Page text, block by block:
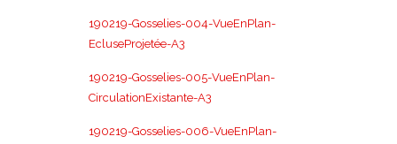
190219-Gosselies-004-VueEnPlan-
EcluseProjetée-A3
190219-Gosselies-005-VueEnPlan-
CirculationExistante-A3
190219-Gosselies-006-VueEnPlan-